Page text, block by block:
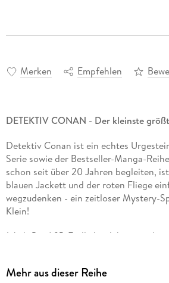
Merken Empfehlen
DETEKTIV CONAN - Der kleinste
Detektiv Conan ist ein echtes
Serie sowie der Bestseller-Manga-
schon seit über 20 Jahren begleiten,
blauen Jackett und der roten Fliege
wegzudenken - ein zeitloser Mystery-
Klein!
Inhalt Band 85: Endlich erleben wir die
und Conan noch ein kniffliges Shogi-
Mehr aus dieser Reihe